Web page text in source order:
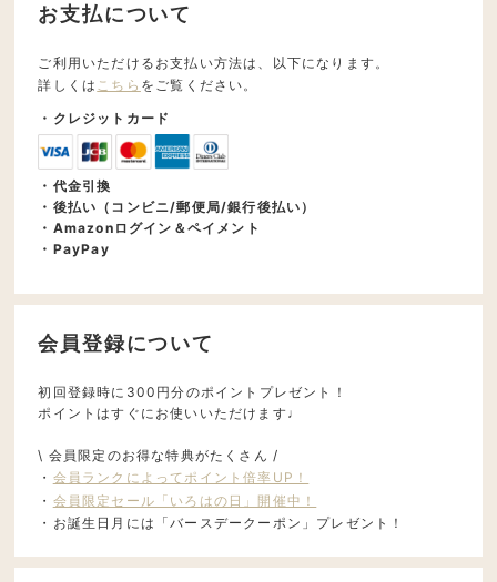
お支払について
ご利用いただけるお支払い方法は、以下になります。
詳しくは こちら をご覧ください。
・クレジットカード
・代金引換
・後払い（コンビニ/郵便局/銀行後払い）
・Amazonログイン＆ペイメント
・PayPay
会員登録について
初回登録時に300円分のポイントプレゼント！
ポイントはすぐにお使いいただけます♩
\ 会員限定のお得な特典がたくさん /
・ 会員ランクによってポイント倍率UP！
・ 会員限定セール「いろはの日」開催中！
・お誕生日月には「バースデークーポン」プレゼント！